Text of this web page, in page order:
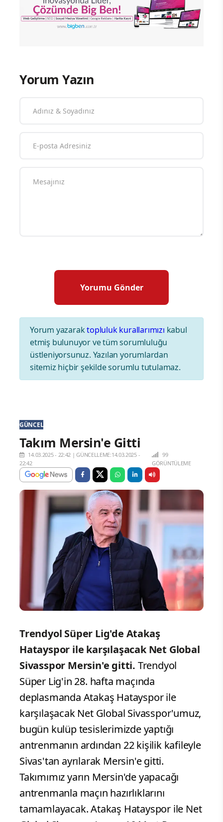
Yorum Yazın
Yorum yazaraktopluluk kurallarımızı kabul
etmiş bulunuyor ve tüm sorumluluğu
üstleniyorsunuz. Yazılan yorumlardan
sitemiz hiçbir şekilde sorumlu tutulamaz.
GÜNCEL
Takım Mersin'e Gitti
14.03.2025 - 22:42 |GÜNCELLEME:14.03.2025 -
22:42
99
GÖRÜNTÜLEME
Trendyol Süper Lig'de Atakaş
Hatayspor ile karşılaşacak Net Global
Sivasspor Mersin'e gitti. Trendyol
Süper Lig'in 28. hafta maçında
deplasmanda Atakaş Hatayspor ile
karşılaşacak Net Global Sivasspor'umuz,
bugün kulüp tesislerimizde yaptığı
antrenmanın ardından 22 kişilik kafileyle
Sivas'tan ayrılarak Mersin'e gitti.
Takımımız yarın Mersin'de yapacağı
antrenmanla maçın hazırlıklarını
tamamlayacak. Atakaş Hatayspor ile Net